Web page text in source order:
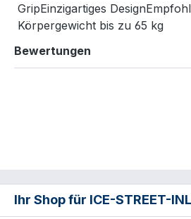
GripEinzigartiges
Körpergewicht bis zu 65 kg
Bewertungen
Ihr Shop für ICE-STREET-